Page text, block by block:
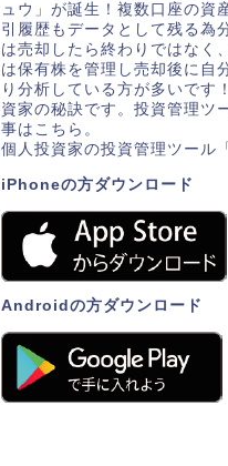
ュウ」が誕生！複数口座の資
引履歴もデータとして残る為
は売却したら終わりではなく
は保有株を管理し売却後に自
り分析している方が多いです
資家の秘訣です。投資管理ツ
事はこちら。
個人投資家の投資管理ツール
iPhoneの方ダウンロード
Androidの方ダウンロード